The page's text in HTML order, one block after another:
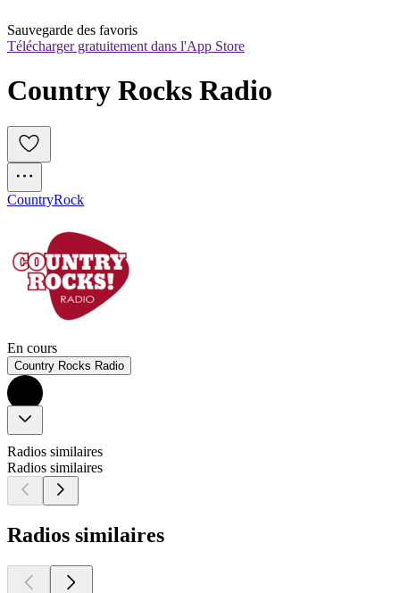
Sauvegarde des favoris
Télécharger gratuitement dans l'App Store
Country Rocks Radio
CountryRock
En cours
Country Rocks Radio
Radios similaires
Radios similaires
Radios similaires